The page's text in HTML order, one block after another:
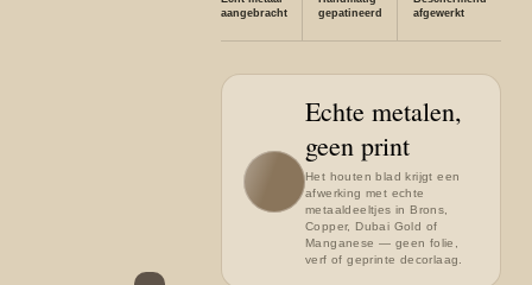
aangebracht
gepatineerd
afgewerkt
Echte metalen,
geen print
Het houten blad krijgt een
afwerking met echte
metaaldeeltjes in Brons,
Copper, Dubai Gold of
Manganese — geen folie,
verf of geprinte decorlaag.